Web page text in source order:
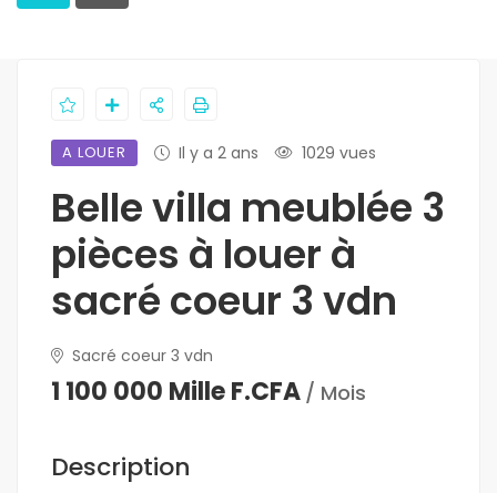
A LOUER Il y a 2 ans 1029 vues
Belle villa meublée 3
pièces à louer à
sacré coeur 3 vdn
Sacré coeur 3 vdn
1 100 000 Mille F.CFA / Mois
Description